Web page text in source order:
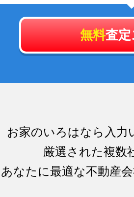
無料査
お家のいろはなら入力
厳選された複数
あなたに最適な不動産